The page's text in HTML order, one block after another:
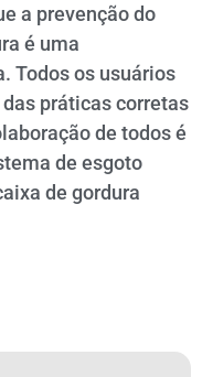
a prevenção do
é uma
Todos os usuários
práticas corretas
de todos é
de esgoto
de gordura